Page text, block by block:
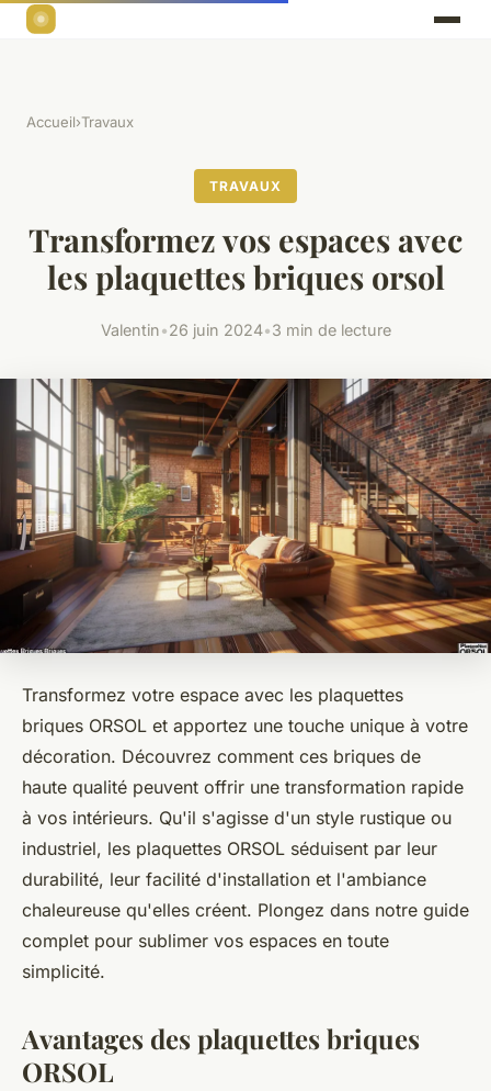
Accueil›Travaux
TRAVAUX
Transformez vos espaces avec
les plaquettes briques orsol
Valentin•26 juin 2024•3 min de lecture
Transformez votre espace avec les plaquettes
briques ORSOL et apportez une touche unique à votre
décoration. Découvrez comment ces briques de
haute qualité peuvent offrir une transformation rapide
à vos intérieurs. Qu'il s'agisse d'un style rustique ou
industriel, les plaquettes ORSOL séduisent par leur
durabilité, leur facilité d'installation et l'ambiance
chaleureuse qu'elles créent. Plongez dans notre guide
complet pour sublimer vos espaces en toute
simplicité.
Avantages des plaquettes briques
ORSOL